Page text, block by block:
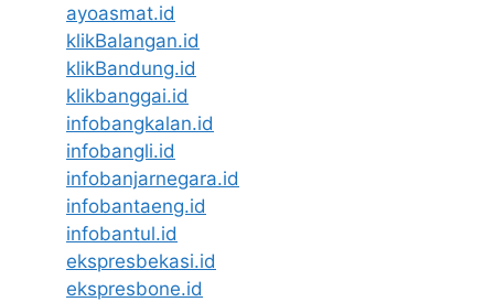
ayoasmat.id
klikBalangan.id
klikBandung.id
klikbanggai.id
infobangkalan.id
infobangli.id
infobanjarnegara.id
infobantaeng.id
infobantul.id
ekspresbekasi.id
ekspresbone.id